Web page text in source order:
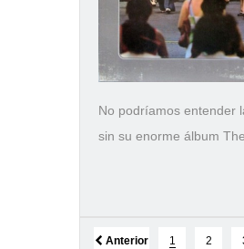
No podríamos entender
sin su enorme álbum
Anterior 1 2